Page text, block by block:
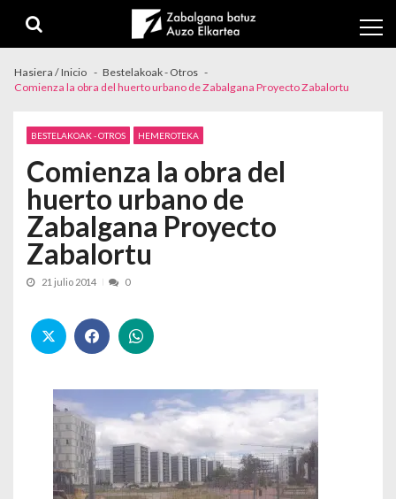
Hasiera / Inicio
Bestelakoak - Otros
Comienza la obra del huerto urbano de Zabalgana Proyecto Zabalortu
BESTELAKOAK - OTROS HEMEROTEKA
Comienza la obra del
huerto urbano de
Zabalgana Proyecto
Zabalortu
21 julio 2014 0